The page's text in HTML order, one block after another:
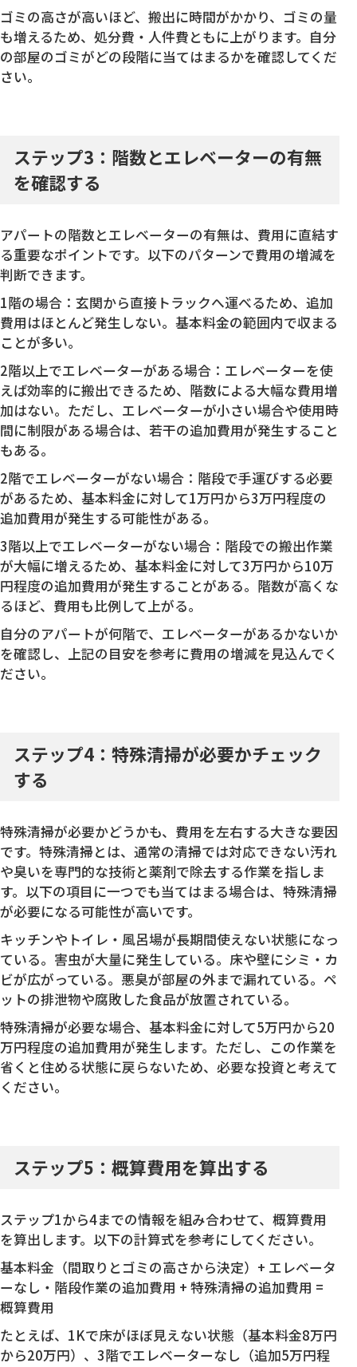
ゴミの高さが高いほど、搬出に時間がかかり、ゴミの量
も増えるため、処分費・人件費ともに上がります。自分
の部屋のゴミがどの段階に当てはまるかを確認してくだ
さい。
ステップ3：階数とエレベーターの有無
を確認する
アパートの階数とエレベーターの有無は、費用に直結す
る重要なポイントです。以下のパターンで費用の増減を
判断できます。
1階の場合：玄関から直接トラックへ運べるため、追加
費用はほとんど発生しない。基本料金の範囲内で収まる
ことが多い。
2階以上でエレベーターがある場合：エレベーターを使
えば効率的に搬出できるため、階数による大幅な費用増
加はない。ただし、エレベーターが小さい場合や使用時
間に制限がある場合は、若干の追加費用が発生すること
もある。
2階でエレベーターがない場合：階段で手運びする必要
があるため、基本料金に対して1万円から3万円程度の
追加費用が発生する可能性がある。
3階以上でエレベーターがない場合：階段での搬出作業
が大幅に増えるため、基本料金に対して3万円から10万
円程度の追加費用が発生することがある。階数が高くな
るほど、費用も比例して上がる。
自分のアパートが何階で、エレベーターがあるかないか
を確認し、上記の目安を参考に費用の増減を見込んでく
ださい。
ステップ4：特殊清掃が必要かチェック
する
特殊清掃が必要かどうかも、費用を左右する大きな要因
です。特殊清掃とは、通常の清掃では対応できない汚れ
や臭いを専門的な技術と薬剤で除去する作業を指しま
す。以下の項目に一つでも当てはまる場合は、特殊清掃
が必要になる可能性が高いです。
キッチンやトイレ・風呂場が長期間使えない状態になっ
ている。害虫が大量に発生している。床や壁にシミ・カ
ビが広がっている。悪臭が部屋の外まで漏れている。ペ
ットの排泄物や腐敗した食品が放置されている。
特殊清掃が必要な場合、基本料金に対して5万円から20
万円程度の追加費用が発生します。ただし、この作業を
省くと住める状態に戻らないため、必要な投資と考えて
ください。
ステップ5：概算費用を算出する
ステップ1から4までの情報を組み合わせて、概算費用
を算出します。以下の計算式を参考にしてください。
基本料金（間取りとゴミの高さから決定）+ エレベータ
ーなし・階段作業の追加費用 + 特殊清掃の追加費用 =
概算費用
たとえば、1Kで床がほぼ見えない状態（基本料金8万円
から20万円）、3階でエレベーターなし（追加5万円程